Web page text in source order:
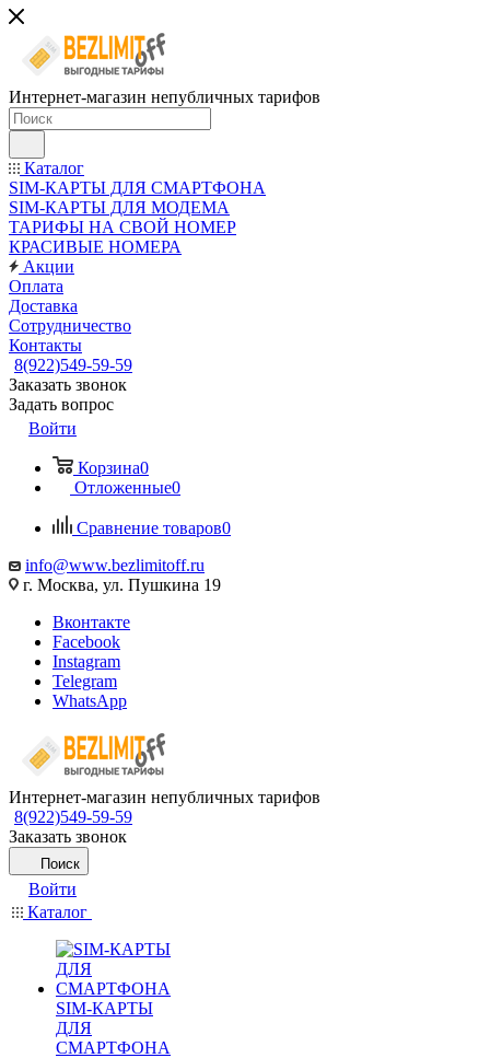
Интернет-магазин непубличных тарифов
Каталог
SIM-КАРТЫ ДЛЯ СМАРТФОНА
SIM-КАРТЫ ДЛЯ МОДЕМА
ТАРИФЫ НА СВОЙ НОМЕР
КРАСИВЫЕ НОМЕРА
Акции
Оплата
Доставка
Сотрудничество
Контакты
8(922)549-59-59
Заказать звонок
Задать вопрос
Войти
Корзина0
Отложенные0
Сравнение товаров0
info@www.bezlimitoff.ru
г. Москва, ул. Пушкина 19
Вконтакте
Facebook
Instagram
Telegram
WhatsApp
Интернет-магазин непубличных тарифов
8(922)549-59-59
Заказать звонок
Поиск
Войти
Каталог
SIM-КАРТЫ
ДЛЯ
СМАРТФОНА